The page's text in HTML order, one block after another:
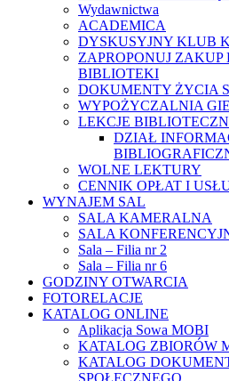
Wydawnictwa
ACADEMICA
DYSKUSYJNY KLUB
ZAPROPONUJ
BIBLIOTEKI
DOKUMENTY ŻYCIA
WYPOŻYCZALNIA
LEKCJE
DZIAŁ
WOLNE LEKTURY
CENNIK OPŁAT I
WYNAJEM SAL
SALA KAMERALNA
SALA
Sala – Filia nr 2
Sala – Filia nr 6
GODZINY OTWARCIA
FOTORELACJE
KATALOG ONLINE
Aplikacja Sowa MOBI
KATALOG ZBIORÓW
KATALOG
SPOŁECZNEGO